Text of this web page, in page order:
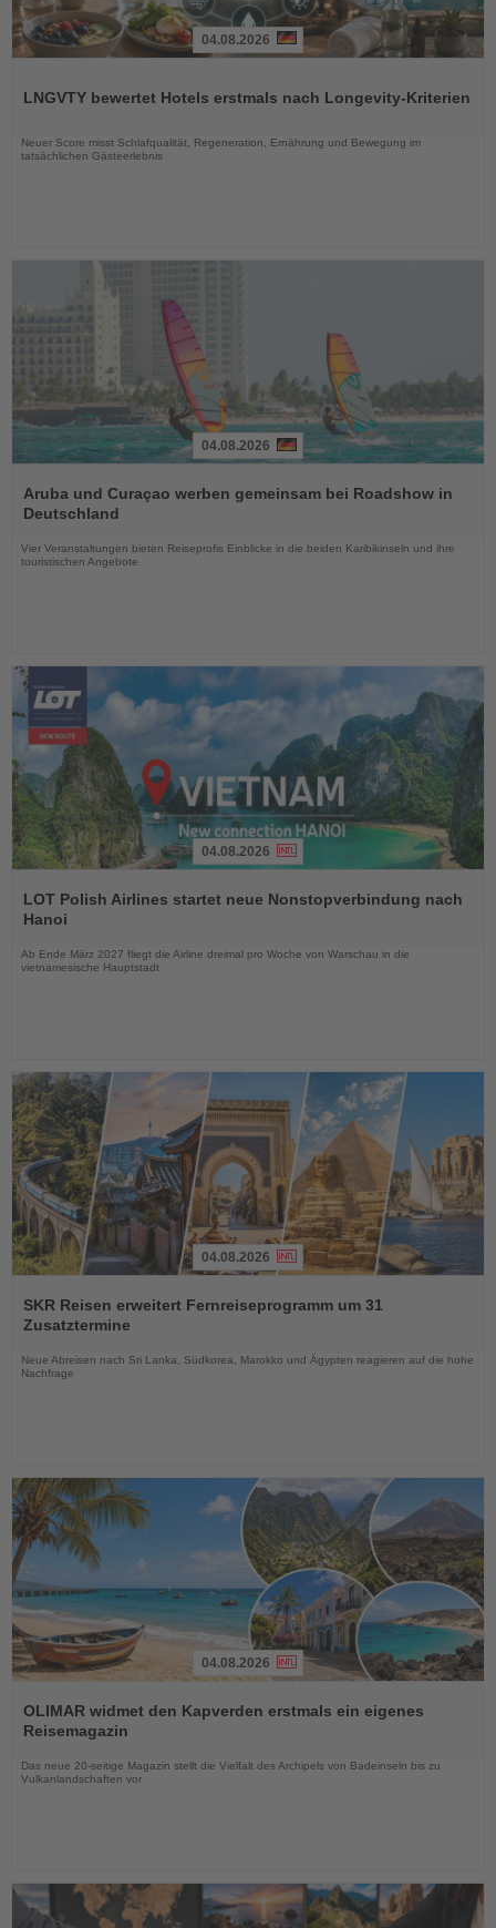
die
04.08.2026
LNGVTY bewertet Hotels erstmals nach Longevity-Kriterien
Neuer Score misst Schlafqualität, Regeneration, Ernährung und Bewegung im
tatsächlichen Gästeerlebnis
Sie
die
04.08.2026
Aruba und Curaçao werben gemeinsam bei Roadshow in
Deutschland
Vier Veranstaltungen bieten Reiseprofis Einblicke in die beiden Karibikinseln und ihre
touristischen Angebote
Sie
die
04.08.2026
LOT Polish Airlines startet neue Nonstopverbindung nach
Hanoi
Ab Ende März 2027 fliegt die Airline dreimal pro Woche von Warschau in die
vietnamesische Hauptstadt
Sie
die
04.08.2026
SKR Reisen erweitert Fernreiseprogramm um 31
Zusatztermine
Neue Abreisen nach Sri Lanka, Südkorea, Marokko und Ägypten reagieren auf die hohe
Nachfrage
Sie
die
Nachrichten
04.08.2026
OLIMAR widmet den Kapverden erstmals ein eigenes
Reisemagazin
Das neue 20-seitige Magazin stellt die Vielfalt des Archipels von Badeinseln bis zu
Vulkanlandschaften vor